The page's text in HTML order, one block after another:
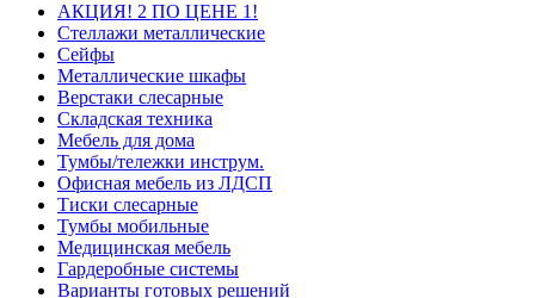
АКЦИЯ! 2 ПО ЦЕНЕ 1!
Стеллажи металлические
Сейфы
Металлические шкафы
Верстаки слесарные
Складская техника
Мебель для дома
Тумбы/тележки инструм.
Офисная мебель из ЛДСП
Тиски слесарные
Тумбы мобильные
Медицинская мебель
Гардеробные системы
Варианты готовых решений